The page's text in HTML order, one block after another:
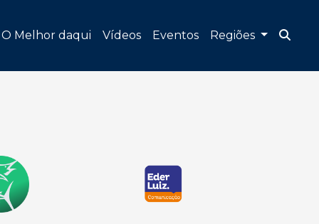
O Melhor daqui Vídeos Eventos Regiões